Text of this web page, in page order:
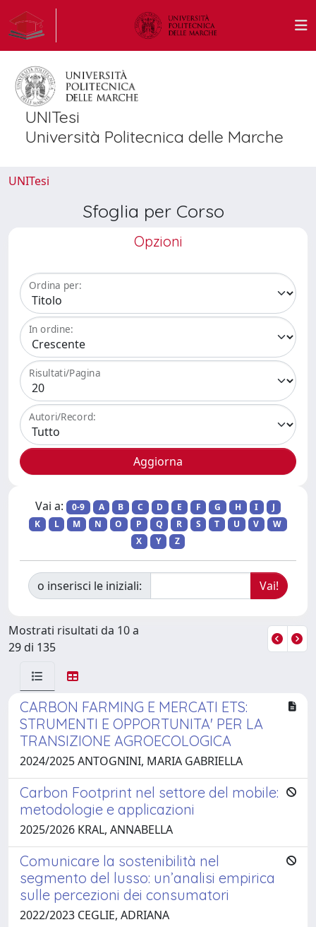
UNITesi
Università Politecnica delle Marche
UNITesi
Sfoglia per Corso
Opzioni
Ordina per:
In ordine:
Risultati/Pagina
Autori/Record:
Vai a: 0-9 A B C D E F G H I
J
K
L M N O P Q R S T U V
W
X
Y Z
o inserisci le iniziali:
Mostrati risultati da 10 a
29 di 135
CARBON FARMING E MERCATI ETS:
STRUMENTI E OPPORTUNITA' PER LA
TRANSIZIONE AGROECOLOGICA
2024/2025 ANTOGNINI, MARIA GABRIELLA
Carbon Footprint nel settore del mobile:
metodologie e applicazioni
2025/2026 KRAL, ANNABELLA
Comunicare la sostenibilità nel
segmento del lusso: un’analisi empirica
sulle percezioni dei consumatori
2022/2023 CEGLIE, ADRIANA